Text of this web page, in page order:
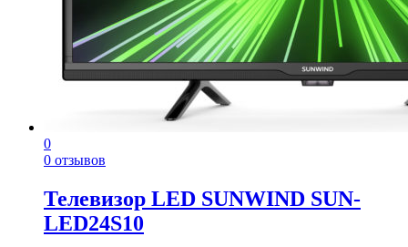
0
0 отзывов
Телевизор LED SUNWIND SUN-
LED24S10